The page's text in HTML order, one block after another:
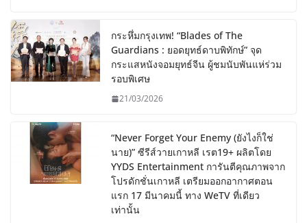
กระหึ่มกรุงเทพ! “Blades of The
Guardians : ยอดยุทธ์ดาบพิทักษ์” จุด
กระแสหนังจอมยุทธ์จีน ผู้ชมนับพันแห่ร่วม
รอบพิเศษ
21/03/2026
“Never Forget Your Enemy (ยังไงก็ใช่
นาย)” ซีรีส์วายเกาหลี เรต19+ ผลิตโดย
YYDS Entertainment การันตีคุณภาพจาก
โปรดักชั่นเกาหลี เตรียมออกอากาศตอน
แรก 17 มีนาคมนี้ ทาง WeTV ที่เดียว
เท่านั้น